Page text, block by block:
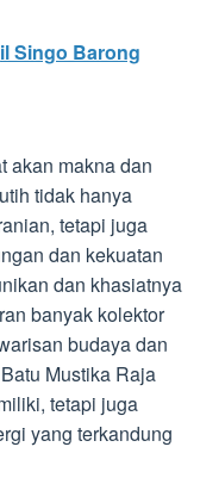
Singo Barong
akan makna dan
tidak hanya
tetapi juga
dan kekuatan
dan khasiatnya
banyak kolektor
budaya dan
Mustika Raja
tetapi juga
yang terkandung